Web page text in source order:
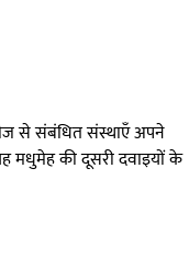
से संबंधित संस्थाएँ अपने
मधुमेह की दूसरी दवाइयों के